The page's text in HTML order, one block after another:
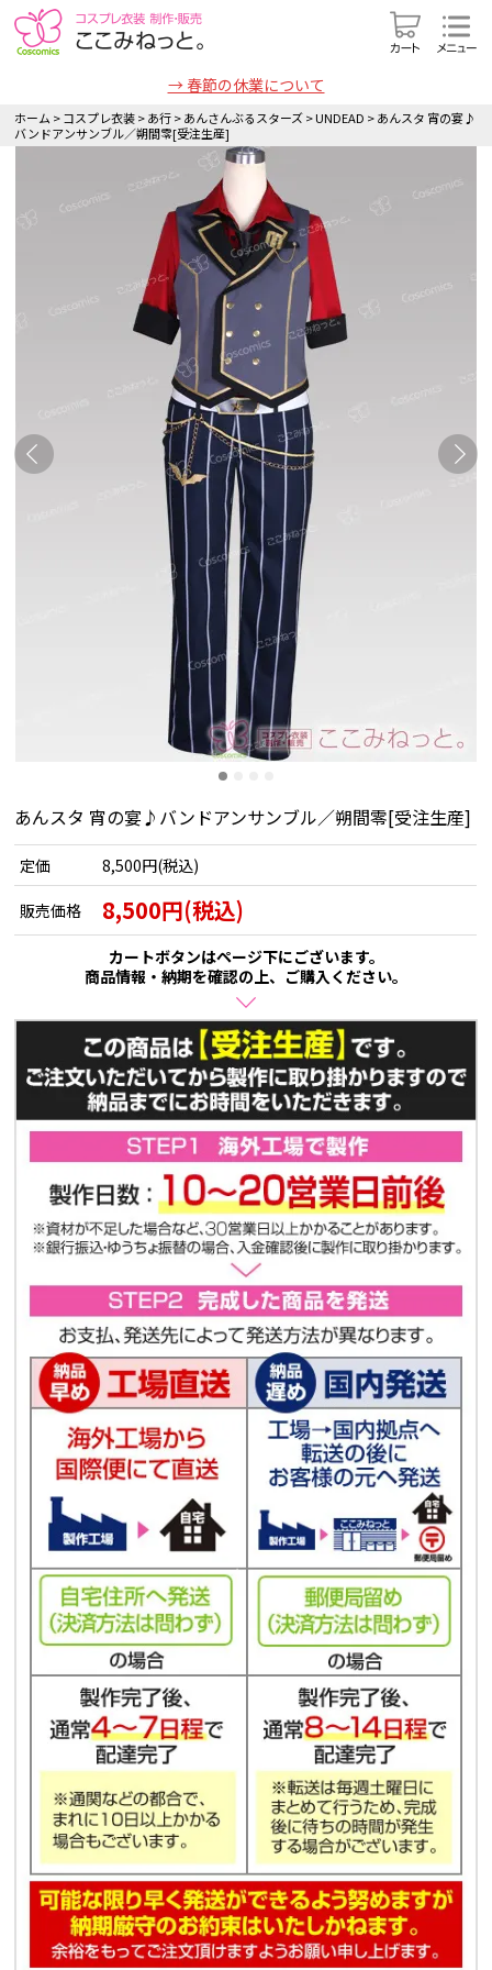
→ 春節の休業について
ホーム >コスプレ衣装>あ行>あんさんぶるスターズ>UNDEAD >あんスタ 宵の宴♪
バンドアンサンブル／朔間零[受注生産]
あんスタ 宵の宴♪バンドアンサンブル／朔間零[受注生産]
定価 8,500円(税込)
販売価格 8,500円(税込)
カートボタンはページ下にございます。
商品情報・納期を確認の上、ご購入ください。